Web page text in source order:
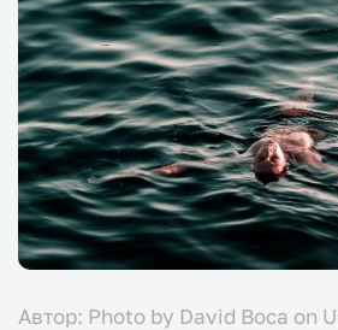
Автор: Photo by David Boca on